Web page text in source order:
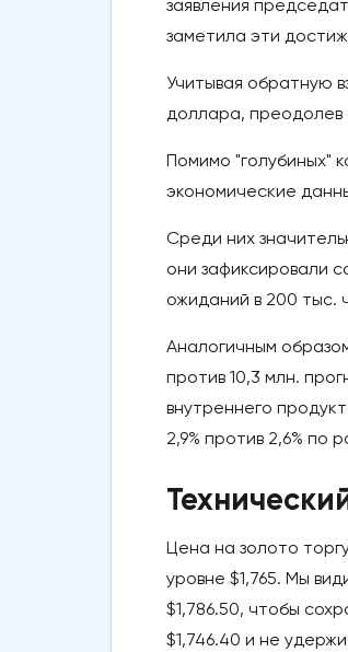
заявления
заметила эти
Учитывая обратную
доллара, преодолев
Помимо "голубиных"
экономические
Среди них
они зафиксировали
ожиданий в 200 тыс.
Аналогичным
против 10,3 млн.
внутреннего
2,9% против 2,6% по
Цена на золото
уровне $1,765. Мы
$1,786.50, чтобы
$1,746.40 и не